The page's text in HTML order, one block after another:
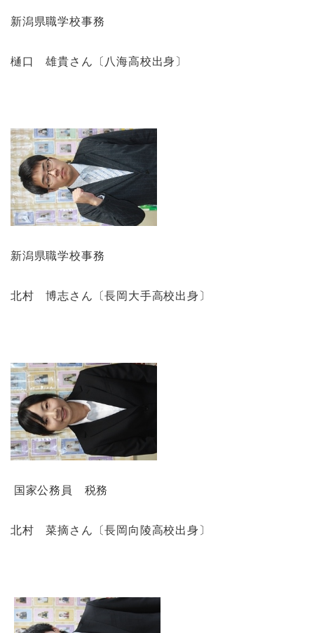
新潟県職学校事務
樋口 雄貴さん〔八海高校出身〕
新潟県職学校事務
北村 博志さん〔長岡大手高校出身〕
国家公務員 税務
北村 菜摘さん〔長岡向陵高校出身〕